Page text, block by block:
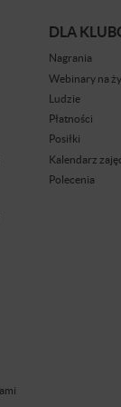
DLA
Nagrania
Webinary na
Ludzie
Płatności
Posiłki
Kalendarz
Polecenia